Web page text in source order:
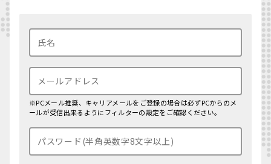
※PCメール推奨、キャリアメールをご登録の場合は必ずPCからのメ
ールが受信出来るようにフィルターの設定をご確認ください。